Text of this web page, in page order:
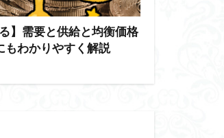
】需要と供給と均衡価格
もわかりやすく解説